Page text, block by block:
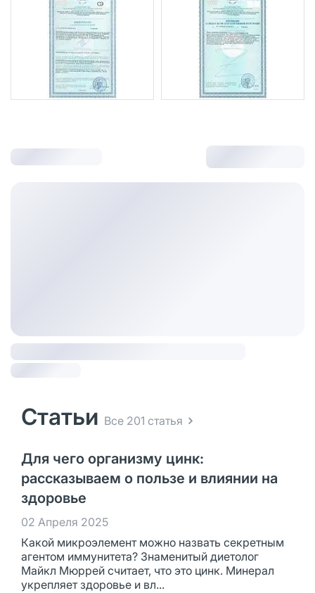
Статьи Все 201 статья
Для чего организму цинк:
рассказываем о пользе и влиянии на
здоровье
02 Апреля 2025
Какой микроэлемент можно назвать секретным
агентом иммунитета? Знаменитый диетолог
Майкл Мюррей считает, что это цинк. Минерал
укрепляет здоровье и вл...